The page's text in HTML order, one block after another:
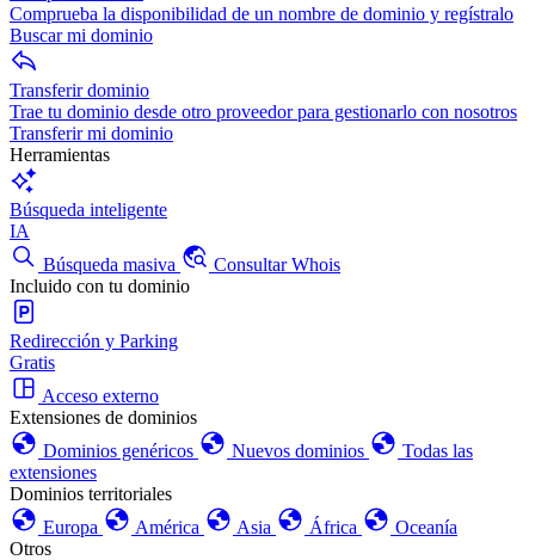
Comprueba la disponibilidad de un nombre de dominio y regístralo
Buscar mi dominio
Transferir dominio
Trae tu dominio desde otro proveedor para gestionarlo con nosotros
Transferir mi dominio
Herramientas
Búsqueda inteligente
IA
Búsqueda masiva
Consultar Whois
Incluido con tu dominio
Redirección y Parking
Gratis
Acceso externo
Extensiones de dominios
Dominios genéricos
Nuevos dominios
Todas las
extensiones
Dominios territoriales
Europa
América Asia África
Oceanía
Otros